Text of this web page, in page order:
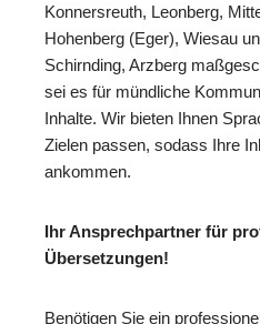
Konnersreuth, Leonberg,
Hohenberg (Eger), Wiesau
Schirnding, Arzberg
sei es für mündliche
Inhalte. Wir bieten Ihnen
Zielen passen, sodass Ihre
ankommen.
Ihr Ansprechpartner für
Übersetzungen!
Benötigen Sie ein